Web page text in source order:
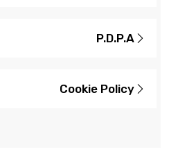
P.D.P.A
Cookie Policy